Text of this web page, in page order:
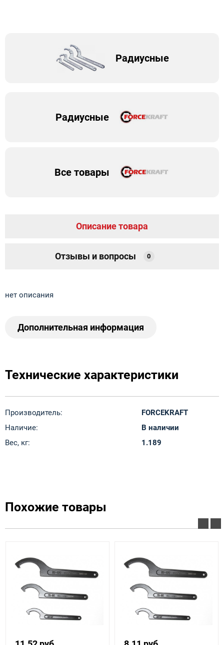
Радиусные
Радиусные
Все товары
Описание товара
Отзывы и вопросы 0
нет описания
Дополнительная информация
Технические характеристики
Производитель:
FORCEKRAFT
Наличие:
В наличии
Вес, кг:
1.189
Похожие товары